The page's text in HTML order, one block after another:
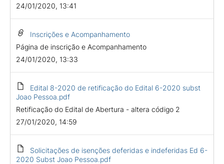
24/01/2020, 13:41
Inscrições e Acompanhamento
Página de inscrição e Acompanhamento
24/01/2020, 13:33
Edital 8-2020 de retificação do Edital 6-2020 subst
Joao Pessoa.pdf
Retificação do Edital de Abertura - altera código 2
27/01/2020, 14:59
Solicitações de isenções deferidas e indeferidas Ed 6-
2020 Subst Joao Pessoa.pdf